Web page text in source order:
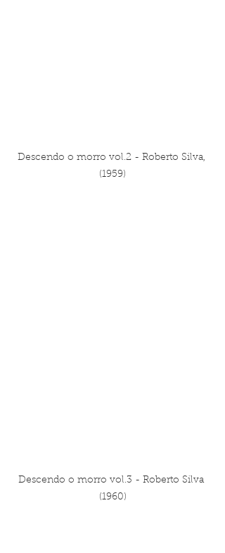
Descendo o morro vol.2 - Roberto Silva,
(1959)
Descendo o morro vol.3 - Roberto Silva
(1960)